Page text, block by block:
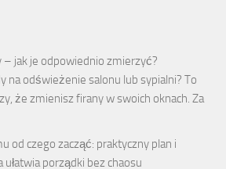
– jak je odpowiednio zmierzyć?
na odświeżenie salonu lub sypialni? To
że zmienisz firany w swoich oknach. Za
od czego zacząć: praktyczny plan i
porządki bez chaosu